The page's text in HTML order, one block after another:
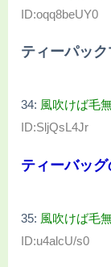
ID:oqq8beUY0
ティーパッ
34: 風吹けば毛
ID:SljQsL4Jr
ティーバッ
35: 風吹けば毛
ID:u4alcU/s0